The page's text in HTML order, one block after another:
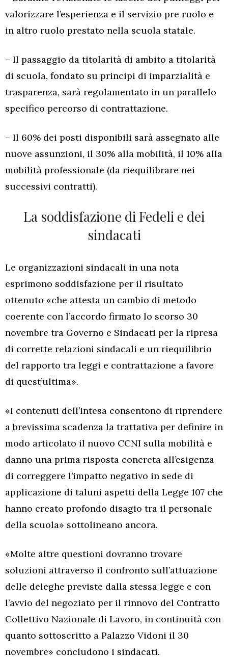
valorizzare l’esperienza e il servizio pre ruolo e
in altro ruolo prestato nella scuola statale.
– Il passaggio da titolarità di ambito a titolarità
di scuola, fondato su principi di imparzialità e
trasparenza, sarà regolamentato in un parallelo
specifico percorso di contrattazione.
– Il 60% dei posti disponibili sarà assegnato alle
nuove assunzioni, il 30% alla mobilità, il 10% alla
mobilità professionale (da riequilibrare nei
successivi contratti).
La soddisfazione di Fedeli e dei
sindacati
Le organizzazioni sindacali in una nota
esprimono soddisfazione per il risultato
ottenuto «che attesta un cambio di metodo
coerente con l’accordo firmato lo scorso 30
novembre tra Governo e Sindacati per la ripresa
di corrette relazioni sindacali e un riequilibrio
del rapporto tra leggi e contrattazione a favore
di quest’ultima».
«I contenuti dell’Intesa consentono di riprendere
a brevissima scadenza la trattativa per definire in
modo articolato il nuovo CCNI sulla mobilità e
danno una prima risposta concreta all’esigenza
di correggere l’impatto negativo in sede di
applicazione di taluni aspetti della Legge 107 che
hanno creato profondo disagio tra il personale
della scuola» sottolineano ancora.
«Molte altre questioni dovranno trovare
soluzioni attraverso il confronto sull’attuazione
delle deleghe previste dalla stessa legge e con
l’avvio del negoziato per il rinnovo del Contratto
Collettivo Nazionale di Lavoro, in continuità con
quanto sottoscritto a Palazzo Vidoni il 30
novembre» concludono i sindacati.